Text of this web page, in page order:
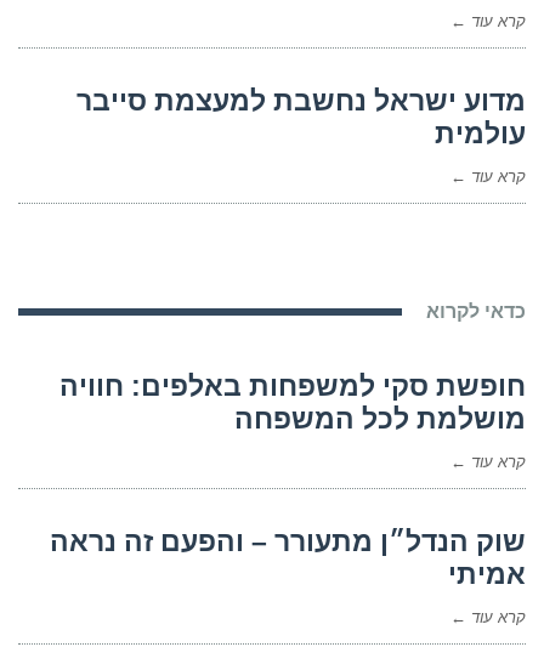
קרא עוד ←
מדוע ישראל נחשבת למעצמת סייבר
עולמית
קרא עוד ←
כדאי לקרוא
חופשת סקי למשפחות באלפים: חוויה
מושלמת לכל המשפחה
קרא עוד ←
שוק הנדל״ן מתעורר – והפעם זה נראה
אמיתי
קרא עוד ←